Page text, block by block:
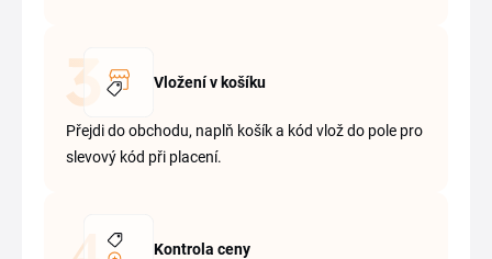
Vložení v košíku
Přejdi do obchodu, naplň košík a kód vlož do pole pro
slevový kód při placení.
Kontrola ceny